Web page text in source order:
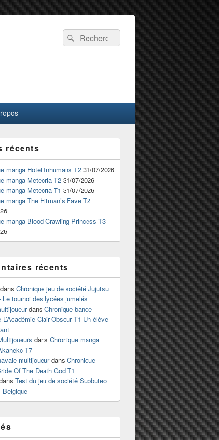
Recherche :
Rechercher
récents
manga Hotel Inhumans T2 31/07/2026
manga Meteoria T2 31/07/2026
manga Meteoria T1 31/07/2026
manga The Hitman’s Fave T2
manga Blood-Crawling Princess T3
récents
dans Chronique jeu de société Jujutsu
Le tournoi des lycées jumelés
dans Chronique bande
L’Académie Clair-Obscur T1 Un élève
dans Chronique manga
T7
multijoueurdans Chronique
Of The Death God T1
dans Test du jeu de société Subbuteo
Belgique